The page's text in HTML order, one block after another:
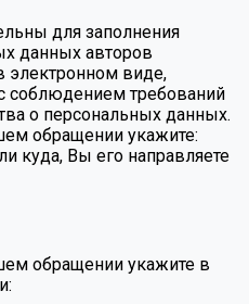
для заполнения
данных авторов
электронном виде,
соблюдением требований
о персональных данных.
обращении укажите:
куда, Вы его направляете
обращении укажите в